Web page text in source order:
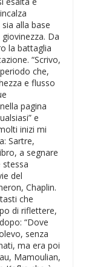
alla base
Da
la battaglia
“Scrivo,
che,
e flusso
pagina
e
inizi mi
Sartre,
a segnare
stessa
del
Chaplin.
che
di riflettere,
“Dove
senza
ma era poi
Mamoulian,